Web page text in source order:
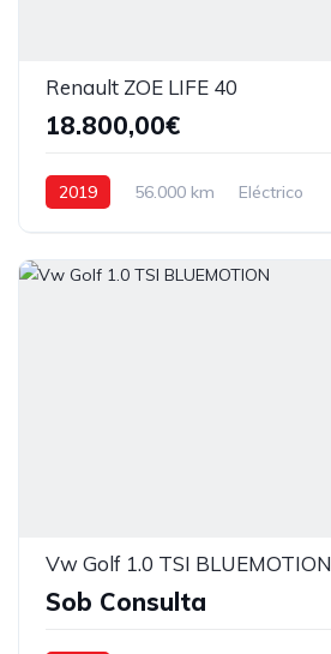
Renault ZOE LIFE 40
18.800,00€
2019 56.000 km Eléctrico
Vw Golf 1.0 TSI BLUEMOTION
Sob Consulta